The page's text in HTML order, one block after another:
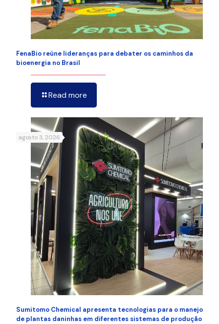
FenaBio reúne lideranças para debater os caminhos da
bioenergia no Brasil
Read more
agosto 3, 2026
Sumitomo Chemical apresenta tecnologias para o manejo
de plantas daninhas em diferentes sistemas de produção